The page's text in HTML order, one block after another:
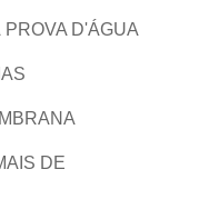
PROVA D'ÁGUA
DE